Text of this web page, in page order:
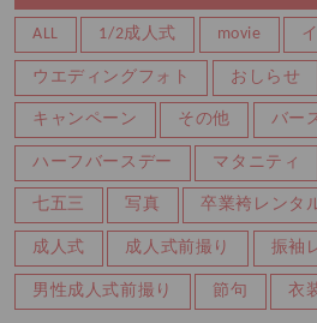
ALL 1/2成人式 movie
ウエディングフォト おしらせ
キャンペーン その他 バー
ハーフバースデー マタニティ
七五三 写真 卒業袴レンタ
成人式 成人式前撮り 振袖
男性成人式前撮り 節句 衣